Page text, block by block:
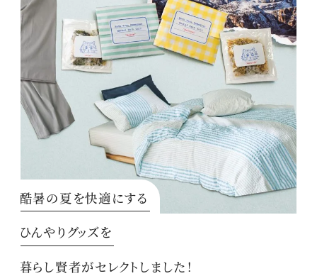
酷暑の夏を快適にする
ひんやりグッズを
暮らし賢者がセレクトしました！